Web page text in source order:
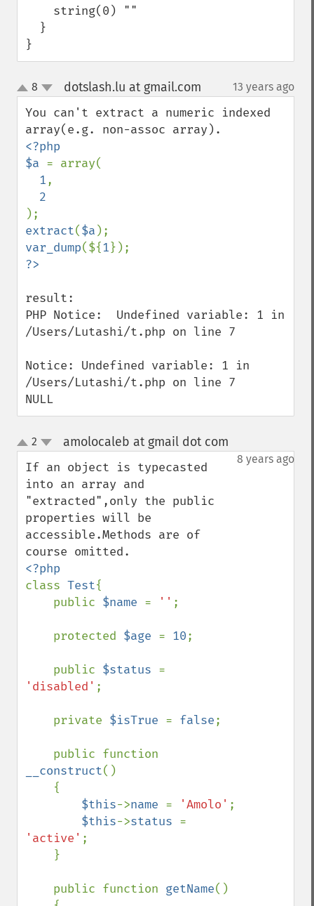
}
up
down
8 dotslash.lu at gmail.com 13 years ago
You can't extract a numeric indexed
<?php
$a = array(
1,
extract($a
var_dump(${1
result:
PHP Notice:  Undefined variable: 1 in
/Users/Lutashi/t.php on line 7
Notice: Undefined variable: 1 in
/Users/Lutashi/t.php on line 7
NULL
up
down
2 amolocaleb at gmail dot com
8 years ago
If an object is typecasted
into an array and
"extracted",only the public
properties will be
accessible.Methods are of
class Test{
    public
$name = '' ;
    protected
$age = 10;
    public
$status
'disabled' ;
    private
$isTrue = false;
__construct()
$this->name = 'Amolo' ;
$this->status
'active' ;
    public function
getName()